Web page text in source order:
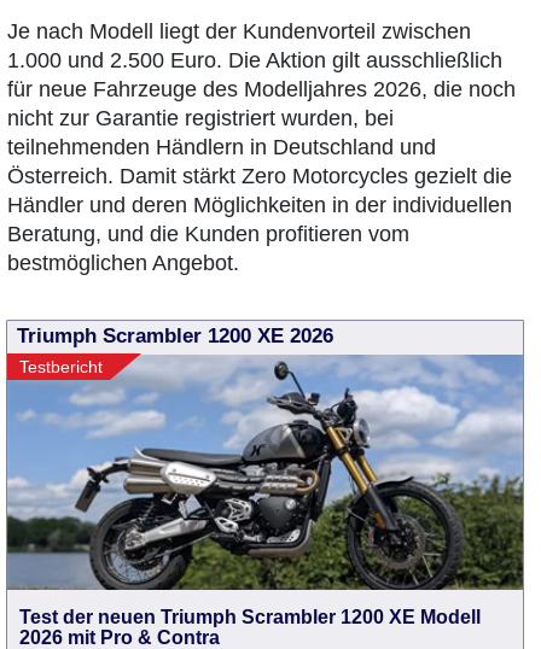
Je nach Modell liegt der Kundenvorteil zwischen
1.000 und 2.500 Euro. Die Aktion gilt ausschließlich
für neue Fahrzeuge des Modelljahres 2026, die noch
nicht zur Garantie registriert wurden, bei
teilnehmenden Händlern in Deutschland und
Österreich. Damit stärkt Zero Motorcycles gezielt die
Händler und deren Möglichkeiten in der individuellen
Beratung, und die Kunden profitieren vom
bestmöglichen Angebot.
Triumph Scrambler 1200 XE 2026
Testbericht
Test der neuen Triumph Scrambler 1200 XE Modell
2026 mit Pro & Contra